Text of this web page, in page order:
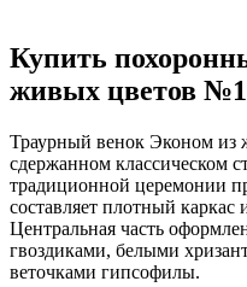
Купить
живых цветов
Траурный венок Эконом
сдержанном классическом
традиционной церемонии
составляет плотный
Центральная часть
гвоздиками, белыми
веточками гипсофилы.